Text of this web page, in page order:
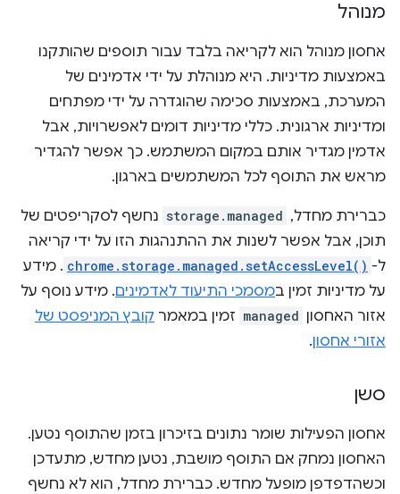
מנוהל
אחסון מנוהל הוא לקריאה בלבד עבור תוספים שהותקנו
באמצעות מדיניות. היא מנוהלת על ידי אדמינים של
המערכת, באמצעות סכימה שהוגדרה על ידי מפתחים
ומדיניות ארגונית. כללי מדיניות דומים לאפשרויות, אבל
אדמין מגדיר אותם במקום המשתמש. כך אפשר להגדיר
מראש את התוסף לכל המשתמשים בארגון.
כברירת מחדל, storage.managed נחשף לסקריפטים של
תוכן, אבל אפשר לשנות את ההתנהגות הזו על ידי קריאה
ל- chrome.storage.managed.setAccessLevel() . מידע
על מדיניות זמין במסמכי התיעוד לאדמינים. מידע נוסף על
אזור האחסון managed זמין במאמר קובץ המניפסט של
אזורי אחסון.
סשן
אחסון הפעילות שומר נתונים בזיכרון בזמן שהתוסף נטען.
האחסון נמחק אם התוסף מושבת, נטען מחדש, מתעדכן
וכשהדפדפן מופעל מחדש. כברירת מחדל, הוא לא נחשף